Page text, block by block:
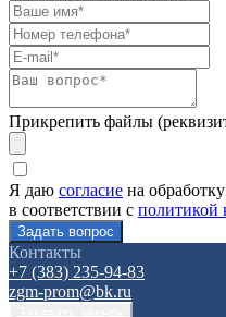
Прикрепить файлы
Я даю согласие на
в соответствии с политикой
Контакты
+7 (383) 235-94-83
zgm-prom@bk.ru